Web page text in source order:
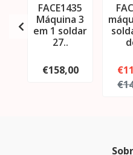
FACE1435
Máquina 3
em 1 soldar
27..
€158,00